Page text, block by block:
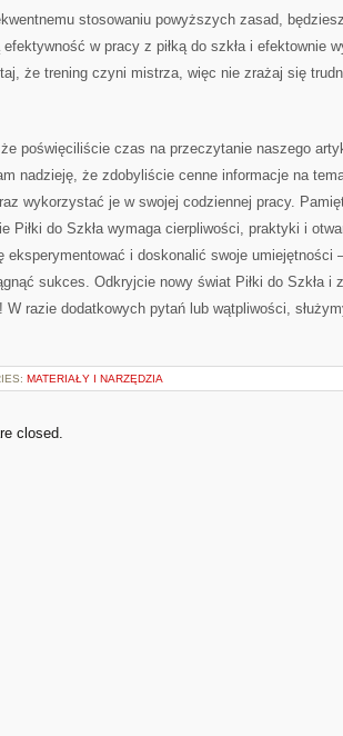
stosowaniu powyższych zasad,
w pracy z piłką do szkła i efektownie
że trening czyni mistrza, więc nie zrażaj się
poświęciliście czas na⁤ przeczytanie naszego
nadzieję, że zdobyliście⁣ cenne informacje na
wykorzystać ​je w‌ swojej codziennej pracy.
Piłki do Szkła wymaga cierpliwości, praktyki i
eksperymentować i doskonalić swoje umiejętności
sukces. Odkryjcie nowy ‌świat Piłki do Szkła​ i‍
W razie​ dodatkowych pytań lub wątpliwości,
MATERIAŁY I NARZĘDZIA
closed.